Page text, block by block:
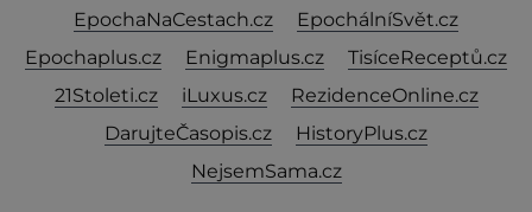
EpochaNaCestach.cz
EpochálníSvět.cz
Epochaplus.cz
Enigmaplus.cz
TisíceReceptů.cz
21Stoleti.cz
iLuxus.cz
RezidenceOnline.cz
DarujteČasopis.cz
HistoryPlus.cz
NejsemSama.cz